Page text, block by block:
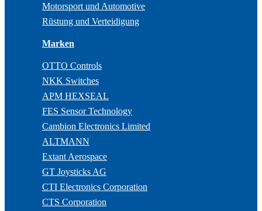
Motorsport und Automotive
Rüstung und Verteidigung
Marken
OTTO Controls
NKK Switches
APM HEXSEAL
FES Sensor Technology
Cambion Electronics Limited
ALTMANN
Extant Aerospace
GT Joysticks AG
CTI Electronics Corporation
CTS Corporation